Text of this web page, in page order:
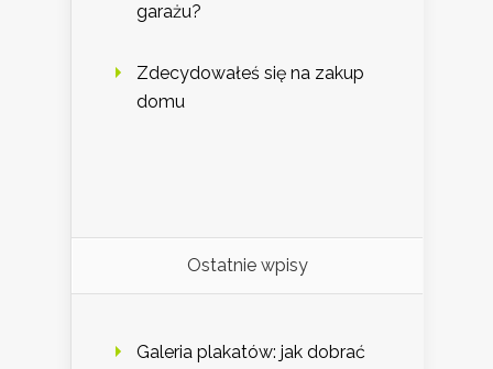
garażu?
Zdecydowałeś się na zakup
domu
Ostatnie wpisy
Galeria plakatów: jak dobrać